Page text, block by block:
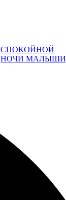
СПОКОЙНОЙ
НОЧИ МАЛЫШИ